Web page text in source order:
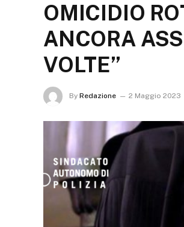
OMICIDIO
ANCORA
VOLTE”
By Redazione 2 Maggio 2023